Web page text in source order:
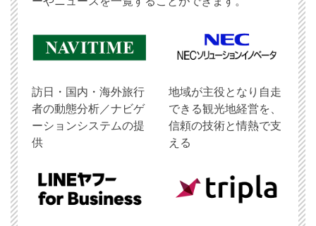
訪日・国内・海外旅行
者の動態分析／ナビゲ
ーションシステムの提
供
地域が主役となり自走
できる観光地経営を、
信頼の技術と情熱で支
える